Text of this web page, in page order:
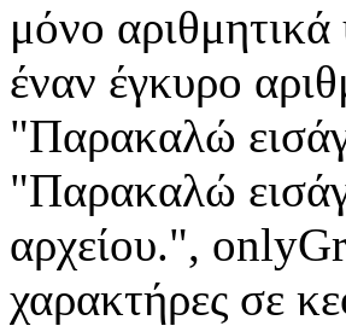
μόνο
έναν έγκυρο
"Παρακαλώ
"Παρακαλώ
αρχείου.",
χαρακτήρες σε